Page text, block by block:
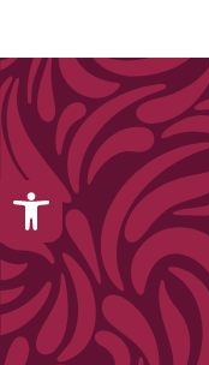
Open toolbar